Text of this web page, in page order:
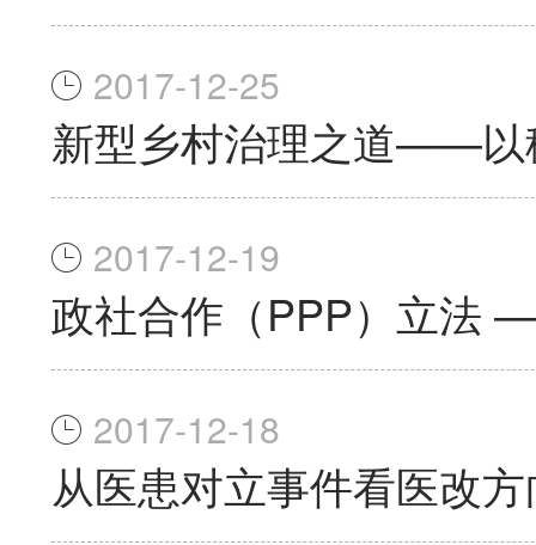
2017-12-25
新型乡村治理之道——以
2017-12-19
政社合作（PPP）立法
2017-12-18
从医患对立事件看医改